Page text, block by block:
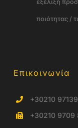
εξέλιξη
ποιότητας /
Επικοινωνία
+30210
+30210 9709